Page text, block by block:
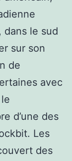
dans le sud
sur son
de
avec
d’une des
Les
des